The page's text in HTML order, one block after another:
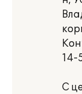
14-
С